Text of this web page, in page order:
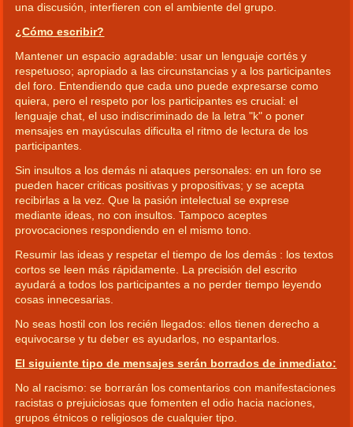
una discusión, interfieren con el ambiente del grupo.
¿Cómo escribir?
Mantener un espacio agradable: usar un lenguaje cortés y
respetuoso; apropiado a las circunstancias y a los participantes
del foro. Entendiendo que cada uno puede expresarse como
quiera, pero el respeto por los participantes es crucial: el
lenguaje chat, el uso indiscriminado de la letra "k" o poner
mensajes en mayúsculas dificulta el ritmo de lectura de los
participantes.
Sin insultos a los demás ni ataques personales: en un foro se
pueden hacer criticas positivas y propositivas; y se acepta
recibirlas a la vez. Que la pasión intelectual se exprese
mediante ideas, no con insultos. Tampoco aceptes
provocaciones respondiendo en el mismo tono.
Resumir las ideas y respetar el tiempo de los demás : los textos
cortos se leen más rápidamente. La precisión del escrito
ayudará a todos los participantes a no perder tiempo leyendo
cosas innecesarias.
No seas hostil con los recién llegados: ellos tienen derecho a
equivocarse y tu deber es ayudarlos, no espantarlos.
El siguiente tipo de mensajes serán borrados de inmediato:
No al racismo: se borrarán los comentarios con manifestaciones
racistas o prejuiciosas que fomenten el odio hacia naciones,
grupos étnicos o religiosos de cualquier tipo.